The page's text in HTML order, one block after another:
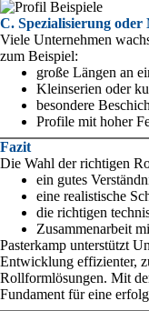
C. Spezialisierung oder
Viele Unternehmen
zum Beispiel:
große Längen an
Kleinserien oder
besondere
Profile mit hoher
Fazit
Die Wahl der richtigen
ein gutes
eine realistische
die richtigen
Zusammenarbeit
Pasterkamp unterstützt
Entwicklung effizienter,
Rollformlösungen. Mit
Fundament für eine